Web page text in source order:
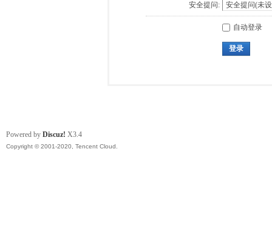
安全提问:
自动登录
登录
Powered by Discuz! X3.4
Copyright © 2001-2020, Tencent Cloud.